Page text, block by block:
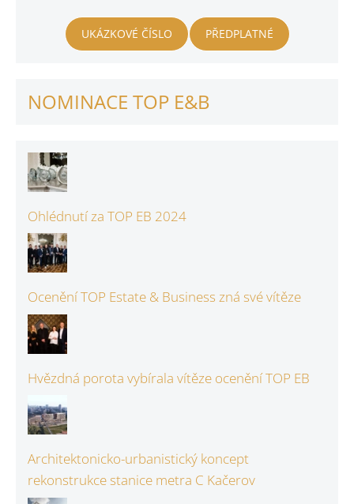
UKÁZKOVÉ ČÍSLO PŘEDPLATNÉ
NOMINACE TOP E&B
Ohlédnutí za TOP EB 2024
Ocenění TOP Estate & Business zná své vítěze
Hvězdná porota vybírala vítěze ocenění TOP EB
Architektonicko-urbanistický koncept
rekonstrukce stanice metra C Kačerov